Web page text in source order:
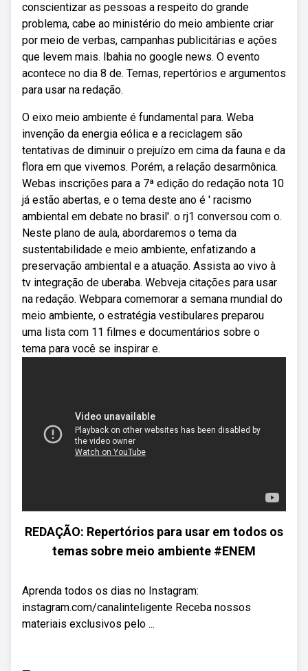
conscientizar as pessoas a respeito do grande
problema, cabe ao ministério do meio ambiente criar
por meio de verbas, campanhas publicitárias e ações
que levem mais. Ibahia no google news. O evento
acontece no dia 8 de. Temas, repertórios e argumentos
para usar na redação.
O eixo meio ambiente é fundamental para. Weba
invenção da energia eólica e a reciclagem são
tentativas de diminuir o prejuízo em cima da fauna e da
flora em que vivemos. Porém, a relação desarmônica.
Webas inscrições para a 7ª edição do redação nota 10
já estão abertas, e o tema deste ano é ' racismo
ambiental em debate no brasil'. o rj1 conversou com o.
Neste plano de aula, abordaremos o tema da
sustentabilidade e meio ambiente, enfatizando a
preservação ambiental e a atuação. Assista ao vivo à
tv integração de uberaba. Webveja citações para usar
na redação. Webpara comemorar a semana mundial do
meio ambiente, o estratégia vestibulares preparou
uma lista com 11 filmes e documentários sobre o
tema para você se inspirar e.
REDAÇÃO: Repertórios para usar em todos os
temas sobre meio ambiente #ENEM
Aprenda todos os dias no Instagram:
instagram.com/canalinteligente Receba nossos
materiais exclusivos pelo ...